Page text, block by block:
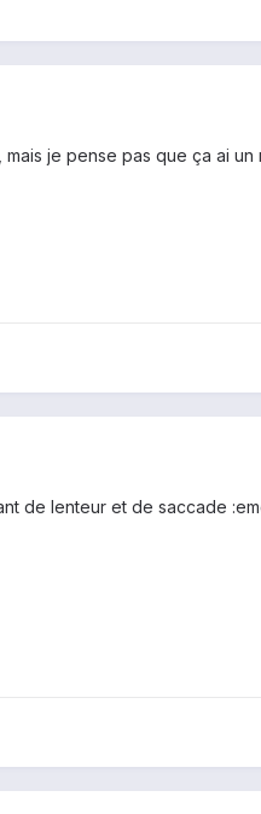
je pense pas que ça ai
de lenteur et de saccade